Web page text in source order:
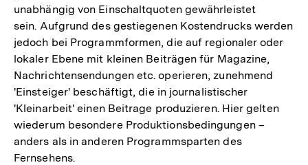
unabhängig von Einschaltquoten gewährleistet
sein. Aufgrund des gestiegenen Kostendrucks werden
jedoch bei Programmformen, die auf regionaler oder
lokaler Ebene mit kleinen Beiträgen für Magazine,
Nachrichtensendungen etc. operieren, zunehmend
'Einsteiger' beschäftigt, die in journalistischer
'Kleinarbeit' einen Beitrage produzieren. Hier gelten
wiederum besondere Produktionsbedingungen –
anders als in anderen Programmsparten des
Fernsehens.